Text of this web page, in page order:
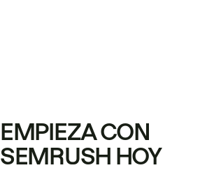
EMPIEZA CON
SEMRUSH HOY